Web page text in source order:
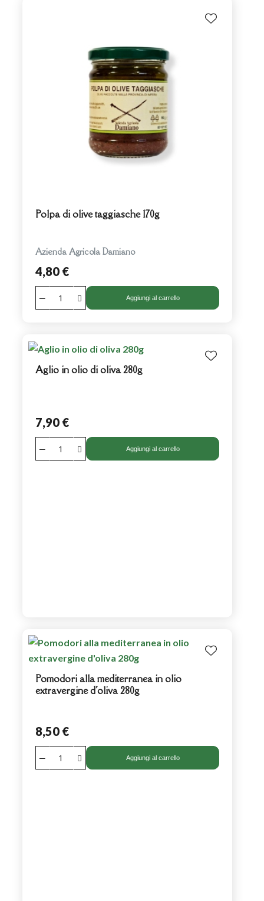
Polpa di olive taggiasche 170g
Azienda Agricola Damiano
4,80 €
Aggiungi al carrello
Aglio in olio di oliva 280g
7,90 €
Aggiungi al carrello
Pomodori alla mediterranea in olio
extravergine d'oliva 280g
8,50 €
Aggiungi al carrello